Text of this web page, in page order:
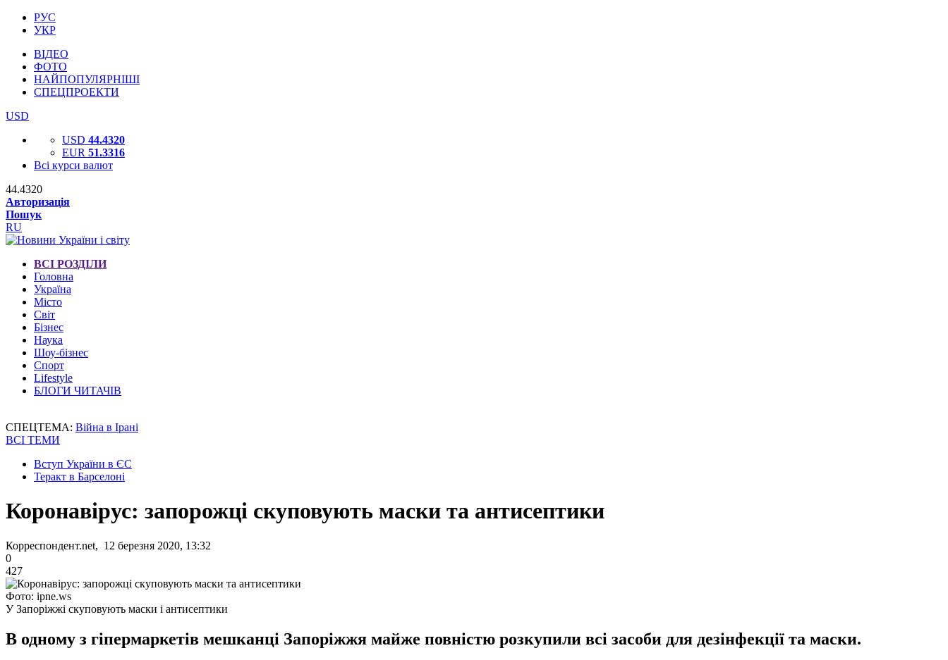
РУС
УКР
ВІДЕО
ФОТО
НАЙПОПУЛЯРНІШІ
СПЕЦПРОЕКТИ
USD
USD 44.4320
EUR 51.3316
Всі курси валют
44.4320
Авторизація
Пошук
RU
ВСІ РОЗДІЛИ
Головна
Україна
Місто
Світ
Бізнес
Наука
Шоу-бізнес
Спорт
Lifestyle
БЛОГИ ЧИТАЧІВ
СПЕЦТЕМА: Війна в Ірані
ВСІ ТЕМИ
Вступ України в ЄС
Теракт в Барселоні
Коронавірус: запорожці скуповують маски та антисептики
Корреспондент.net, 12 березня 2020, 13:32
0
427
Фото: ipne.ws
У Запоріжжі скуповують маски і антисептики
В одному з гіпермаркетів мешканці Запоріжжя майже повністю розкупили всі засоби для дезінфекції та маски.